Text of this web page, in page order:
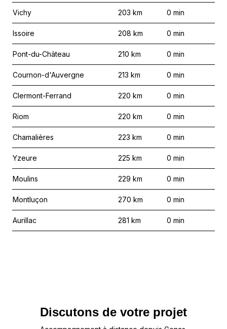
Vichy 203 km 0 min
Issoire 208 km 0 min
Pont-du-Château 210 km 0 min
Cournon-d'Auvergne 213 km 0 min
Clermont-Ferrand 220 km 0 min
Riom 220 km 0 min
Chamalières 223 km 0 min
Yzeure 225 km 0 min
Moulins 229 km 0 min
Montluçon 270 km 0 min
Aurillac 281 km 0 min
Discutons de votre projet